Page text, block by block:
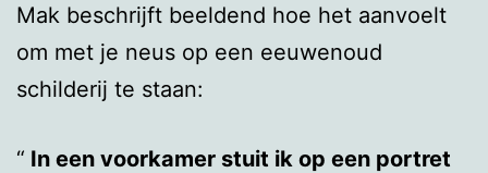
Mak beschrijft beeldend hoe het aanvoelt
om met je neus op een eeuwenoud
schilderij te staan:
In een voorkamer stuit ik op een portret